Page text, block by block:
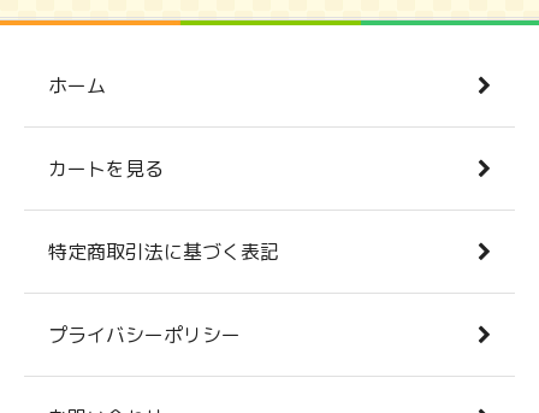
ホーム
カートを見る
特定商取引法に基づく表記
プライバシーポリシー